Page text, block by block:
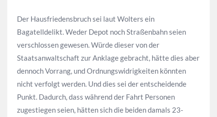
Der Hausfriedensbruch sei laut Wolters ein
Bagatelldelikt. Weder Depot noch Straßenbahn seien
verschlossen gewesen. Würde dieser von der
Staatsanwaltschaft zur Anklage gebracht, hätte dies aber
dennoch Vorrang, und Ordnungswidrigkeiten könnten
nicht verfolgt werden. Und dies sei der entscheidende
Punkt. Dadurch, dass während der Fahrt Personen
zugestiegen seien, hätten sich die beiden damals 23-